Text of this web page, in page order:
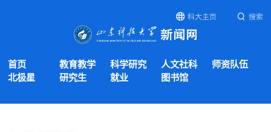
科大主页 搜索
首页 教育教学 科学研究 人文社科
师资队伍
北极星
研究生 就业 图书馆